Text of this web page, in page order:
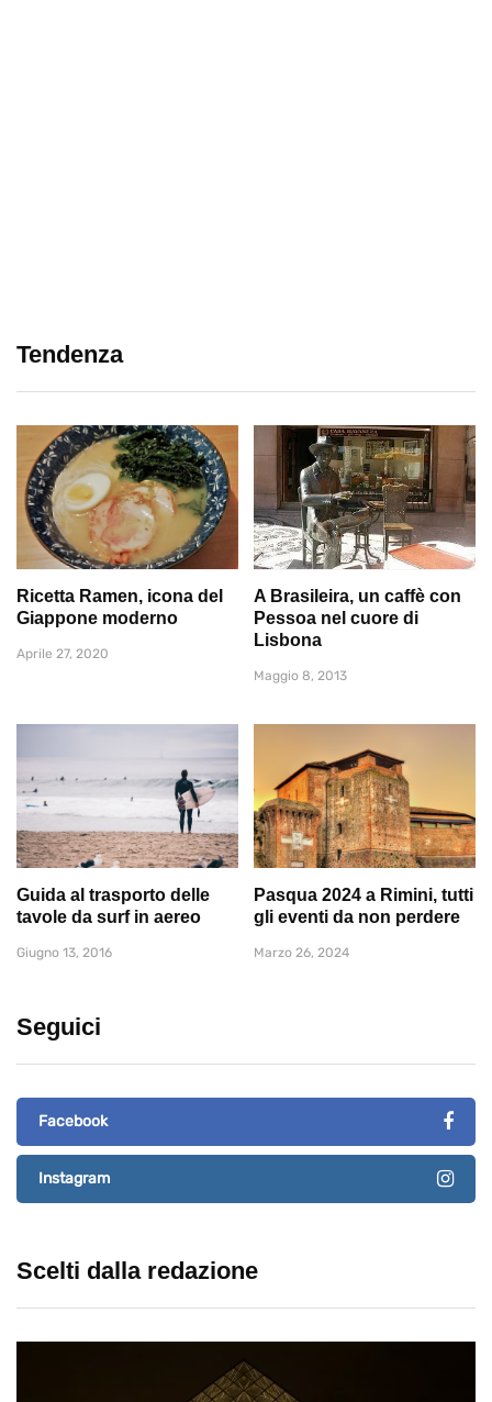
Tendenza
Ricetta Ramen, icona del
Giappone moderno
Aprile 27, 2020
A Brasileira, un caffè con
Pessoa nel cuore di
Lisbona
Maggio 8, 2013
Guida al trasporto delle
tavole da surf in aereo
Giugno 13, 2016
Pasqua 2024 a Rimini, tutti
gli eventi da non perdere
Marzo 26, 2024
Seguici
Facebook
Instagram
Scelti dalla redazione